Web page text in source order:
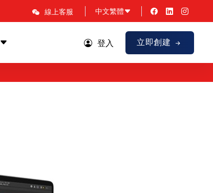
線上客服 中文繁體
登入 立即創建